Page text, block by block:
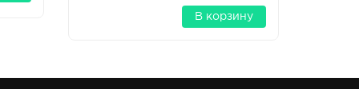
В корзину